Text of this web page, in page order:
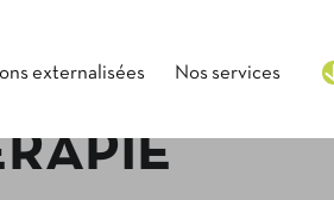
externalisées Nos services